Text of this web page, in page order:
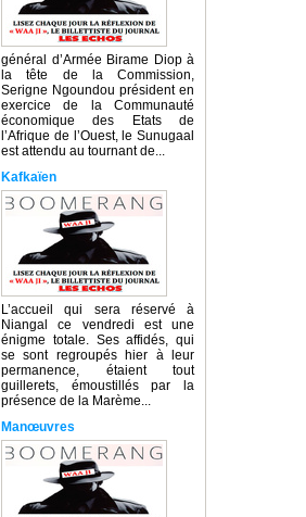
général d’Armée Birame Diop à
la tête de la Commission,
Serigne Ngoundou président en
exercice de la Communauté
économique des Etats de
l’Afrique de l’Ouest, le Sunugaal
est attendu au tournant de...
Kafkaïen
L’accueil qui sera réservé à
Niangal ce vendredi est une
énigme totale. Ses affidés, qui
se sont regroupés hier à leur
permanence, étaient tout
guillerets, émoustillés par la
présence de la Marème...
Manœuvres